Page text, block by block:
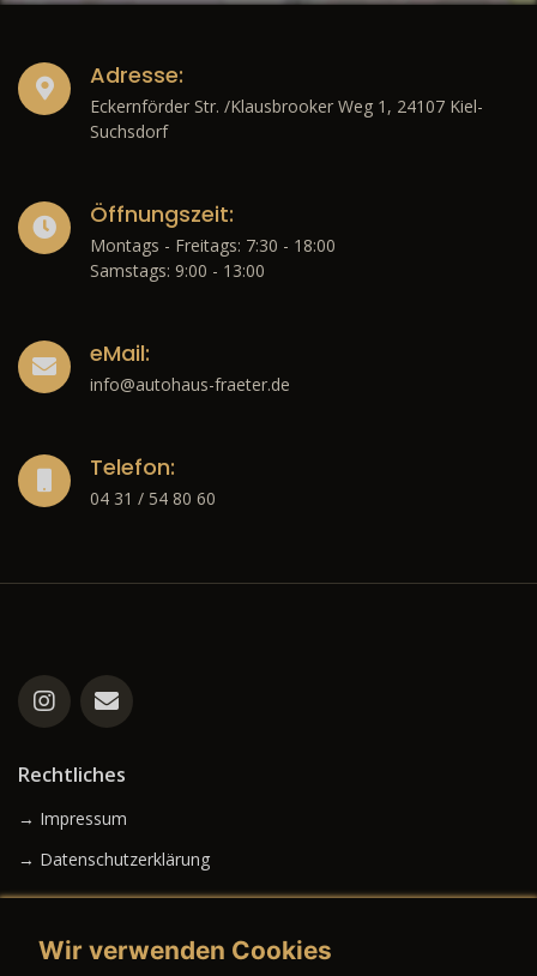
Adresse:
Eckernförder Str. /Klausbrooker Weg 1, 24107 Kiel-
Suchsdorf
Öffnungszeit:
Montags - Freitags: 7:30 - 18:00
Samstags: 9:00 - 13:00
eMail:
info@autohaus-fraeter.de
Telefon:
04 31 / 54 80 60
Rechtliches
→ Impressum
→ Datenschutzerklärung
Wir verwenden Cookies